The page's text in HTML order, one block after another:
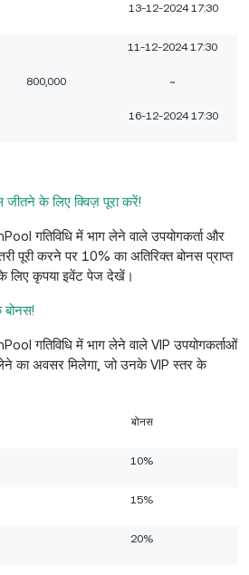
13-12-2024 17:30
800,000
11-12-2024 17:30
~
16-12-2024 17:30
जीतने के लिए क्विज़ पूरा करें!
गतिविधि में भाग लेने वाले उपयोगकर्ता और
पूरी करने पर 10% का अतिरिक्त बोनस प्राप्त
लिए कृपया इवेंट पेज देखें।
गतिविधि में भाग लेने वाले VIP उपयोगकर्ताओं
का अवसर मिलेगा, जो उनके VIP स्तर के
बोनस
10%
15%
20%